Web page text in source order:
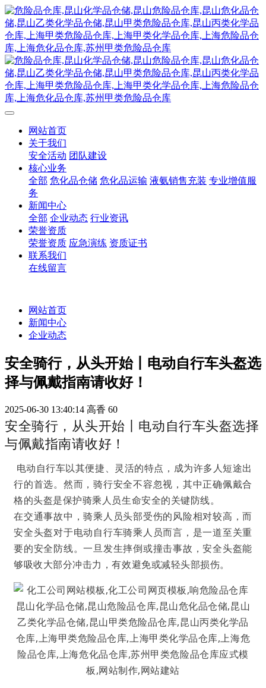
网站首页
关于我们
安全活动 团队建设
核心业务
全部 危化品仓储 危化品运输 液氨销售充装 专业增值服
务
新闻中心
全部 企业动态 行业资讯
荣誉资质
荣誉资质 应急演练 资质证书
联系我们
在线留言
网站首页
新闻中心
企业动态
安全骑行，从头开始丨电动自行车头盔选
择与佩戴指南请收好！
2025-06-30 13:40:14 高香 60
安全骑行，从头开始丨电动自行车头盔选择
与佩戴指南请收好！
电动自行车以其便捷、灵活的特点，成为许多人短途出
行的首选。然而，骑行安全不容忽视，其中正确佩戴合
格的头盔是保护骑乘人员生命安全的关键防线。
在交通事故中，骑乘人员头部受伤的风险相对较高，而
安全头盔对于电动自行车骑乘人员而言，是一道至关重
要的安全防线。一旦发生摔倒或撞击事故，安全头盔能
够吸收大部分冲击力，有效避免或减轻头部损伤。